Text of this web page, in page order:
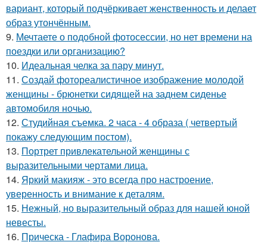
вариант, который подчёркивает женственность и делает
образ утончённым.
9. Мечтаете о подобной фотосессии, но нет времени на
поездки или организацию?
10. Идеальная челка за пару минут.
11. Создай фотореалистичное изображение молодой
женщины - брюнетки сидящей на заднем сиденье
автомобиля ночью.
12. Студийная съемка. 2 часа - 4 образа ( четвертый
покажу следующим постом).
13. Портрет привлекательной женщины с
выразительными чертами лица.
14. Яркий макияж - это всегда про настроение,
уверенность и внимание к деталям.
15. Нежный, но выразительный образ для нашей юной
невесты.
16. Прическа - Глафира Воронова.